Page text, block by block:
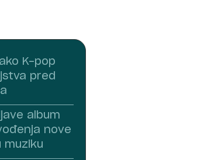
K-pop
pred
album
nove
muziku